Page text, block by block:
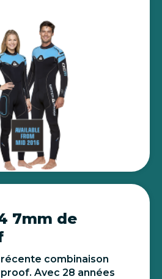
7mm de
combinaison
Avec 28 années